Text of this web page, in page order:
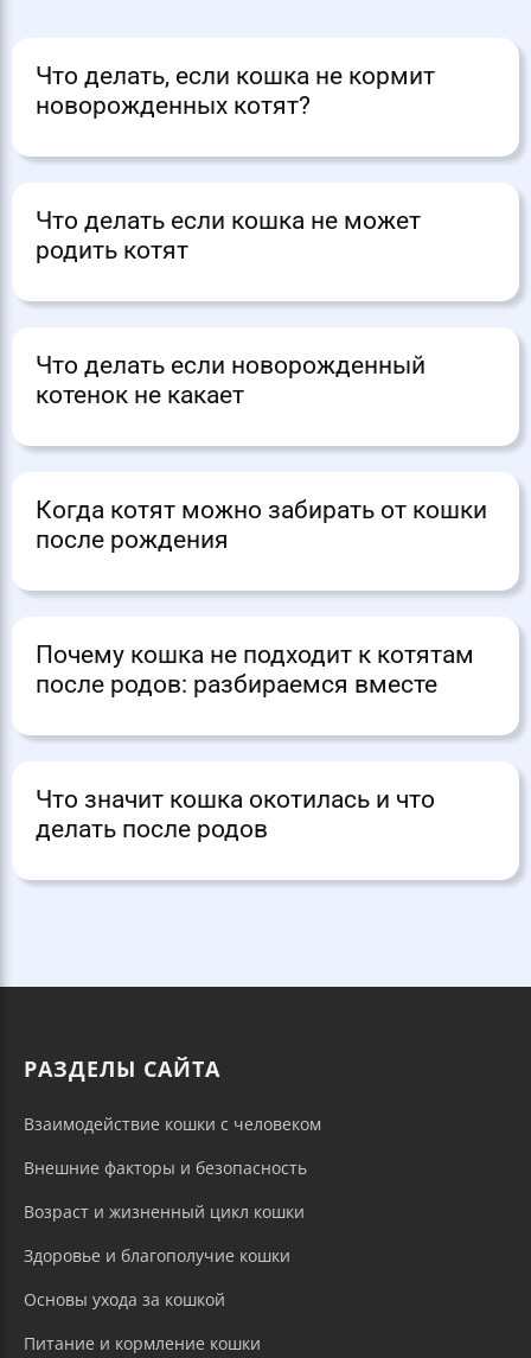
Что делать, если кошка не кормит
новорожденных котят?
Что делать если кошка не может
родить котят
Что делать если новорожденный
котенок не какает
Когда котят можно забирать от кошки
после рождения
Почему кошка не подходит к котятам
после родов: разбираемся вместе
Что значит кошка окотилась и что
делать после родов
РАЗДЕЛЫ САЙТА
Взаимодействие кошки с человеком
Внешние факторы и безопасность
Возраст и жизненный цикл кошки
Здоровье и благополучие кошки
Основы ухода за кошкой
Питание и кормление кошки